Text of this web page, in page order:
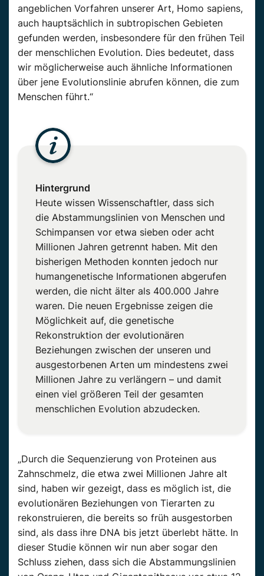
angeblichen Vorfahren unserer Art, Homo sapiens,
auch hauptsächlich in subtropischen Gebieten
gefunden werden, insbesondere für den frühen Teil
der menschlichen Evolution. Dies bedeutet, dass
wir möglicherweise auch ähnliche Informationen
über jene Evolutionslinie abrufen können, die zum
Menschen führt.“
Hintergrund
Heute wissen Wissenschaftler, dass sich
die Abstammungslinien von Menschen und
Schimpansen vor etwa sieben oder acht
Millionen Jahren getrennt haben. Mit den
bisherigen Methoden konnten jedoch nur
humangenetische Informationen abgerufen
werden, die nicht älter als 400.000 Jahre
waren. Die neuen Ergebnisse zeigen die
Möglichkeit auf, die genetische
Rekonstruktion der evolutionären
Beziehungen zwischen der unseren und
ausgestorbenen Arten um mindestens zwei
Millionen Jahre zu verlängern – und damit
einen viel größeren Teil der gesamten
menschlichen Evolution abzudecken.
„Durch die Sequenzierung von Proteinen aus
Zahnschmelz, die etwa zwei Millionen Jahre alt
sind, haben wir gezeigt, dass es möglich ist, die
evolutionären Beziehungen von Tierarten zu
rekonstruieren, die bereits so früh ausgestorben
sind, als dass ihre DNA bis jetzt überlebt hätte. In
dieser Studie können wir nun aber sogar den
Schluss ziehen, dass sich die Abstammungslinien